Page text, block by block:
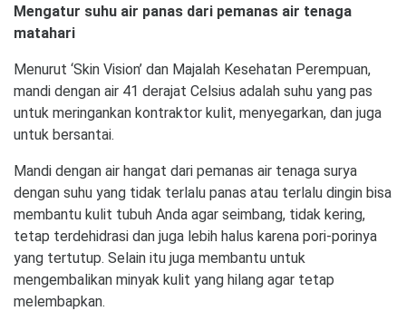
Mengatur suhu air panas dari pemanas air tenaga
matahari
Menurut ‘Skin Vision’ dan Majalah Kesehatan Perempuan,
mandi dengan air 41 derajat Celsius adalah suhu yang pas
untuk meringankan kontraktor kulit, menyegarkan, dan juga
untuk bersantai.
Mandi dengan air hangat dari pemanas air tenaga surya
dengan suhu yang tidak terlalu panas atau terlalu dingin bisa
membantu kulit tubuh Anda agar seimbang, tidak kering,
tetap terdehidrasi dan juga lebih halus karena pori-porinya
yang tertutup. Selain itu juga membantu untuk
mengembalikan minyak kulit yang hilang agar tetap
melembapkan.